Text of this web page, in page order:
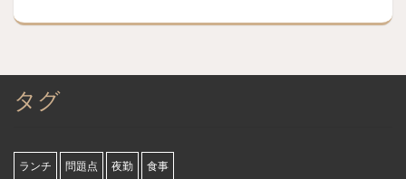
タグ
ランチ 問題点 夜勤 食事